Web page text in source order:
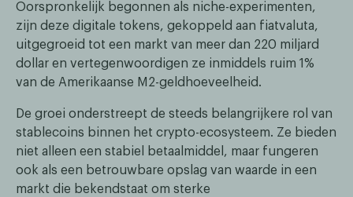
Oorspronkelijk begonnen als niche-experimenten,
zijn deze digitale tokens, gekoppeld aan fiatvaluta,
uitgegroeid tot een markt van meer dan 220 miljard
dollar en vertegenwoordigen ze inmiddels ruim 1%
van de Amerikaanse M2-geldhoeveelheid.
De groei onderstreept de steeds belangrijkere rol van
stablecoins binnen het crypto-ecosysteem. Ze bieden
niet alleen een stabiel betaalmiddel, maar fungeren
ook als een betrouwbare opslag van waarde in een
markt die bekendstaat om sterke